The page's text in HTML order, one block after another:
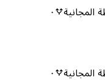
المجانية ٠
المجانية ٠